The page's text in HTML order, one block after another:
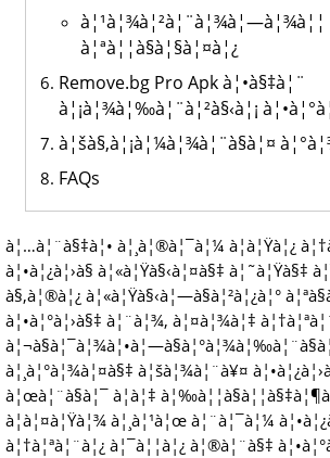
à¦¹à¦¾à¦²à¦¨à¦¾à¦—à¦¾à¦¦
à¦ªà¦¦à§à¦§à¦¤à¦¿
Remove.bg Pro Apk à¦•à§‡à¦¨
à¦¡à¦¾à¦‰à¦¨à¦²à§‹à¦¡
à¦šà§‚à¦¡à¦¼à¦¾à¦¨à§à¦¤
FAQs
à¦…à¦¨à§‡à¦• à¦¸à¦®à¦¯à¦¼ à¦à¦Ÿà¦¿
à¦•à¦¿à¦›à§ à¦«à¦Ÿà§‹à¦¤à§‡ à¦˜à¦Ÿà§‡
à§‚à¦®à¦¿ à¦«à¦Ÿà§‹à¦—à§à¦²à¦¿à¦°
à¦•à¦°à¦›à§‡ à¦¨à¦¾, à¦¤à¦¾à¦‡
à¦¸à¦°à¦¾à¦¤à§‡ à¦šà¦¾à¦¨à¥¤
à¦œà¦¨à§à¦¯ à¦à¦‡
à¦à¦¤à¦Ÿà¦¾ à¦¸à¦¹à¦œ à¦¨à¦¯à¦¼
à¦†à¦ªà¦¨à¦¿ à¦¯à¦¦à¦¿ à¦®à¦¨à§‡